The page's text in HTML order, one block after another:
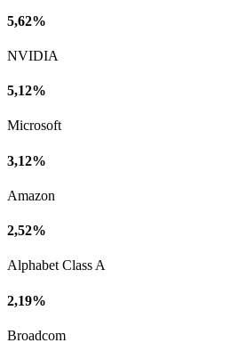
5,62%
NVIDIA
5,12%
Microsoft
3,12%
Amazon
2,52%
Alphabet Class A
2,19%
Broadcom